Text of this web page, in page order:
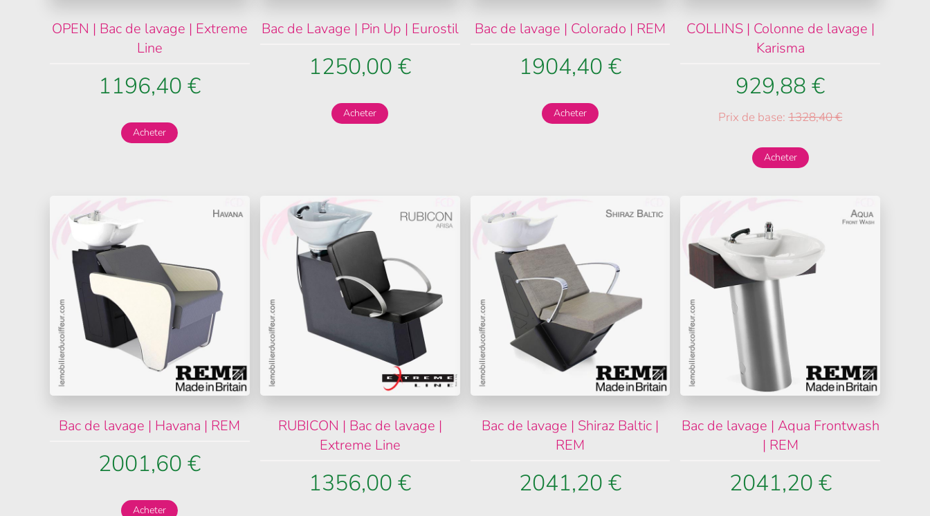
OPEN | Bac de lavage | Extreme
Line
1196,40 €
Acheter
Bac de Lavage | Pin Up | Eurostil
1250,00 €
Acheter
Bac de lavage | Colorado | REM
1904,40 €
Acheter
COLLINS | Colonne de lavage |
Karisma
929,88 €
Prix de base:1328,40 €
Acheter
Bac de lavage | Havana | REM
2001,60 €
Acheter
RUBICON | Bac de lavage |
Extreme Line
1356,00 €
Bac de lavage | Shiraz Baltic |
REM
2041,20 €
Bac de lavage | Aqua Frontwash
| REM
2041,20 €